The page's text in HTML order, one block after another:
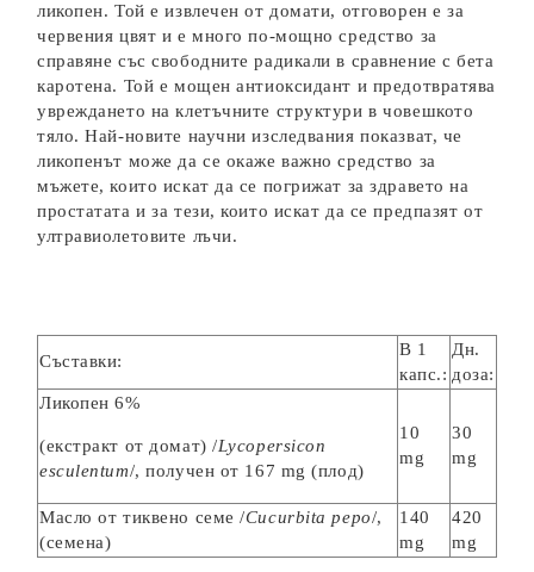
ликопен. Той е извлечен от домати, отговорен е за
червения цвят и е много по-мощно средство за
справяне със свободните радикали в сравнение с бета
каротена. Той е мощен антиоксидант и предотвратява
увреждането на клетъчните структури в човешкото
тяло. Най-новите научни изследвания показват, че
ликопенът може да се окаже важно средство за
мъжете, които искат да се погрижат за здравето на
простатата и за тези, които искат да се предпазят от
ултравиолетовите лъчи.
Съставки:
В 1
капс.:
Дн.
доза:
Ликопен 6%
(екстракт от домат) /Lycopersicon
esculentum/, получен от 167 mg (плод)
10
mg
30
mg
Масло от тиквено семе /Cucurbita pepo/,
(семена)
140
mg
420
mg